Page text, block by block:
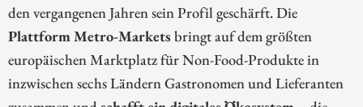
den vergangenen Jahren sein Profil geschärft. Die
Plattform Metro-Markets bringt auf dem größten
europäischen Marktplatz für Non-Food-Produkte in
inzwischen sechs Ländern Gastronomen und Lieferanten